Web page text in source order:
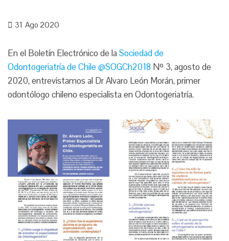
31 Ago 2020
En el Boletín Electrónico de laSociedad de
Odontogeriatría de Chile @SOGCh2018 Nº 3, agosto de
2020, entrevistamos al Dr Alvaro León Morán, primer
odontólogo chileno especialista en Odontogeriatría.